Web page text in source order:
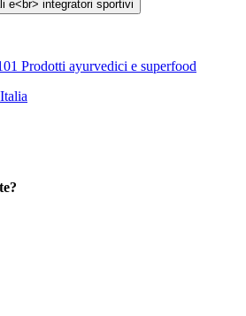
Prodotti ayurvedici e superfood